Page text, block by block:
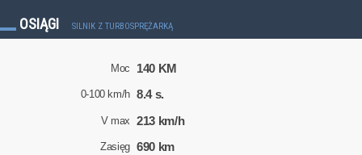
OSIĄGI SILNIK Z TURBOSPRĘŻARKĄ
Moc 140 KM
0-100 km/h 8.4 s.
V max 213 km/h
Zasięg 690 km